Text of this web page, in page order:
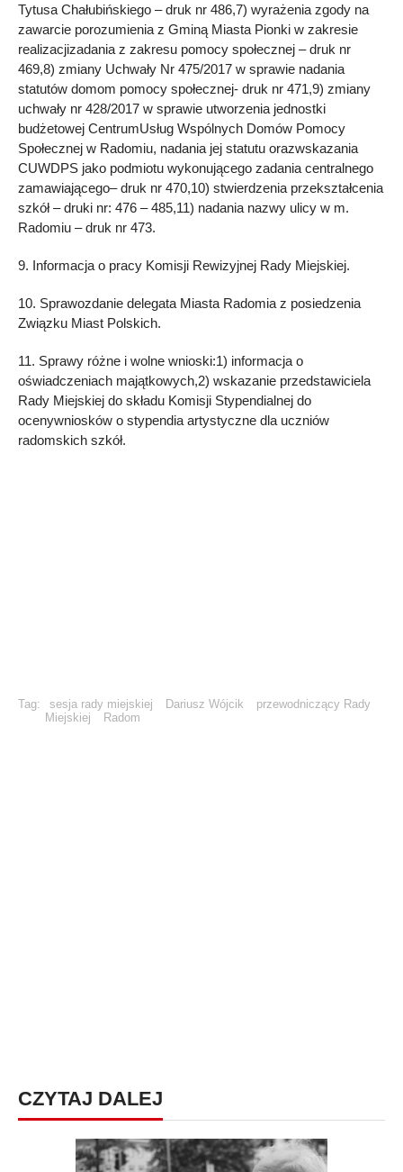
Tytusa Chałubińskiego – druk nr 486,7) wyrażenia zgody na
zawarcie porozumienia z Gminą Miasta Pionki w zakresie
realizacjizadania z zakresu pomocy społecznej – druk nr
469,8) zmiany Uchwały Nr 475/2017 w sprawie nadania
statutów domom pomocy społecznej- druk nr 471,9) zmiany
uchwały nr 428/2017 w sprawie utworzenia jednostki
budżetowej CentrumUsług Wspólnych Domów Pomocy
Społecznej w Radomiu, nadania jej statutu orazwskazania
CUWDPS jako podmiotu wykonującego zadania centralnego
zamawiającego– druk nr 470,10) stwierdzenia przekształcenia
szkół – druki nr: 476 – 485,11) nadania nazwy ulicy w m.
Radomiu – druk nr 473.
9. Informacja o pracy Komisji Rewizyjnej Rady Miejskiej.
10. Sprawozdanie delegata Miasta Radomia z posiedzenia
Związku Miast Polskich.
11. Sprawy różne i wolne wnioski:1) informacja o
oświadczeniach majątkowych,2) wskazanie przedstawiciela
Rady Miejskiej do składu Komisji Stypendialnej do
ocenywniosków o stypendia artystyczne dla uczniów
radomskich szkół.
Tag: sesja rady miejskiej Dariusz Wójcik
przewodniczący Rady
Miejskiej
Radom
CZYTAJ DALEJ